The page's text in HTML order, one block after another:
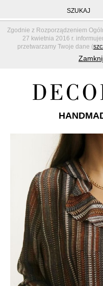
Zgodnie z Rozporządzeniem
27 kwietnia 2016 r.
przetwarzamy Twoje dane (
SZUKAJ